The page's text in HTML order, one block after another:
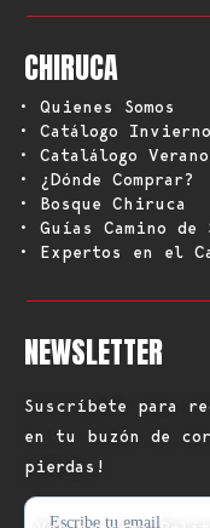
CHIRUCA
• Quienes Somos
• Catálogo
• Catalálogo
• ¿Dónde Comprar?
• Bosque Chiruca
• Guías Camino de
• Expertos en el
NEWSLETTER
Suscríbete para
en tu buzón de
pierdas!